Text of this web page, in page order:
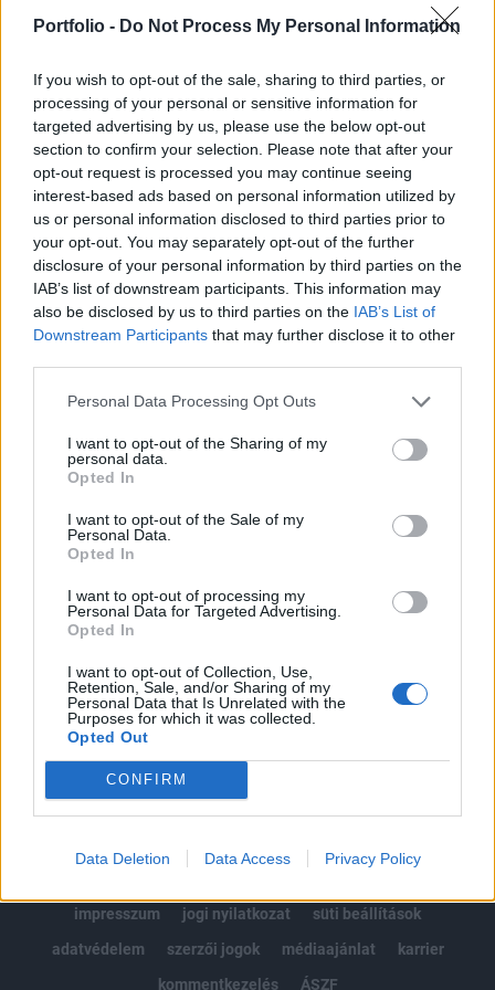
Portfolio - Do Not Process My Personal Information
If you wish to opt-out of the sale, sharing to third parties, or
processing of your personal or sensitive information for
targeted advertising by us, please use the below opt-out
section to confirm your selection. Please note that after your
opt-out request is processed you may continue seeing
interest-based ads based on personal information utilized by
us or personal information disclosed to third parties prior to
your opt-out. You may separately opt-out of the further
disclosure of your personal information by third parties on the
IAB’s list of downstream participants. This information may
also be disclosed by us to third parties on the IAB’s List of
Downstream Participants that may further disclose it to other
Personal Data Processing Opt Outs
I want to opt-out of the Sharing of my
personal data.
Opted In
I want to opt-out of the Sale of my
Personal Data.
Opted In
I want to opt-out of processing my
Personal Data for Targeted Advertising.
Opted In
I want to opt-out of Collection, Use,
Retention, Sale, and/or Sharing of my
Personal Data that Is Unrelated with the
Purposes for which it was collected.
Opted Out
CONFIRM
Data Deletion Data Access Privacy Policy
altábornagy, az orosz hadsereg radioaktív, vegyi
nyilatkozatban.
"A rendelkezésünkre álló információk szerint két ukrán
szervezetnek konkrét utasításai vannak az úgynevezett
piszkos bomba elkészítésére. A munkájuk a végső
szakaszba lépett" - mondta Kirillov. Szerinte provokációról
van szó azzal a céllal, hogy Oroszországot megvádolják:
tömegpusztító fegyvereket vet be Ukrajnában, és ezzel
"erőteljes oroszellenes kampányt indítsanak...
KEDVES OLVASÓNK!
A keresett cikk a portfolio.hu hírarchívumához
regisztrációhoz kötött.
Az előfizetés a következőket tartalmazza:
Portfolio.hu teljes cikkarchívum
Kötéslisták: BÉT elmúlt 2 év napon belüli
Előfizetés
MÁR ELŐFIZETŐNK VAGY?BEJELENTKEZÉS
impresszum
jogi nyilatkozat
süti beállítások
adatvédelem
szerzői jogok médiaajánlat
karrier
kommentkezelés
ÁSZF